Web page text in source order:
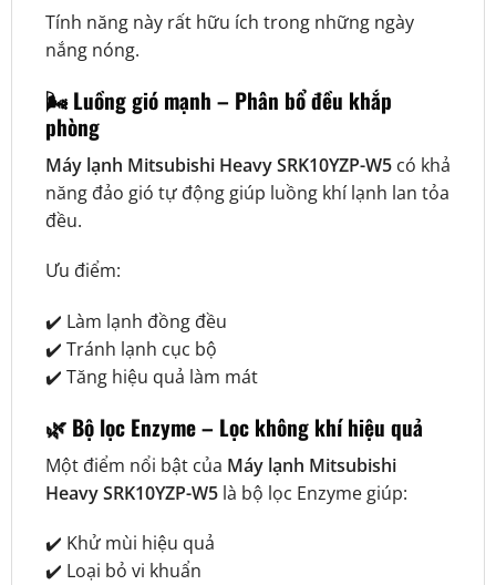
Tính năng này rất hữu ích trong những ngày
nắng nóng.
🌬️ Luồng gió mạnh – Phân bổ đều khắp
phòng
Máy lạnh Mitsubishi Heavy SRK10YZP-W5có khả
năng đảo gió tự động giúp luồng khí lạnh lan tỏa
đều.
Ưu điểm:
✔️ Làm lạnh đồng đều
✔️ Tránh lạnh cục bộ
✔️ Tăng hiệu quả làm mát
🌿 Bộ lọc Enzyme – Lọc không khí hiệu quả
Một điểm nổi bật của Máy lạnh Mitsubishi
Heavy SRK10YZP-W5là bộ lọc Enzyme giúp:
✔️ Khử mùi hiệu quả
✔️ Loại bỏ vi khuẩn